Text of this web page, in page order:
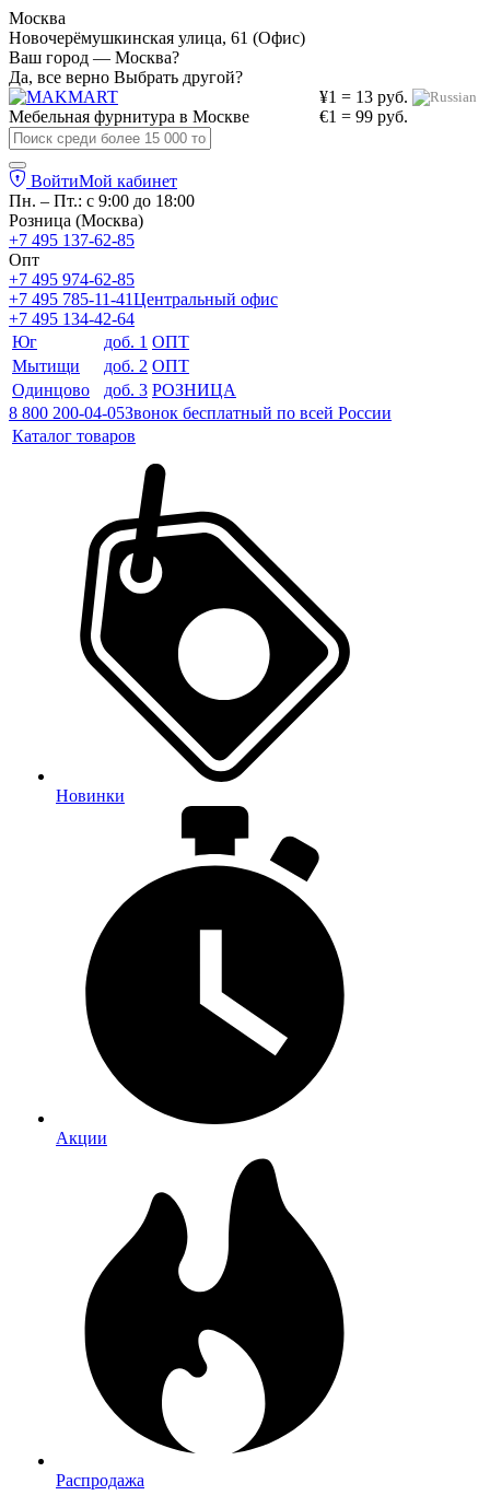
Москва
Новочерёмушкинская улица, 61 (Офис)
Ваш город — Москва?
Да, все верно Выбрать другой?
¥1 = 13 руб.
€1 = 99 руб.
Мебельная фурнитура в Москве
ВойтиМой кабинет
Пн. – Пт.: с 9:00 до 18:00
Розница (Москва)
+7 495 137-62-85
Опт
+7 495 974-62-85
+7 495 785-11-41Центральный офис
+7 495 134-42-64
Юг
доб. 1 ОПТ
Мытищи
доб. 2 ОПТ
Одинцово
доб. 3 РОЗНИЦА
8 800 200-04-05Звонок бесплатный по всей России
Каталог товаров
Новинки
Акции
Распродажа